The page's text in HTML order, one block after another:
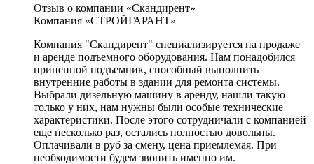
Отзыв о компании «Скандирент»
Компания «СТРОЙГАРАНТ»
Компания "Скандирент" специализируется на продаже
и аренде подъемного оборудования. Нам понадобился
прицепной подъемник, способный выполнить
внутренние работы в здании для ремонта системы.
Выбрали дизельную машину в аренду, нашли такую
только у них, нам нужны были особые технические
характеристики. После этого сотрудничали с компанией
еще несколько раз, остались полностью довольны.
Оплачивали в руб за смену, цена приемлемая. При
необходимости будем звонить именно им.